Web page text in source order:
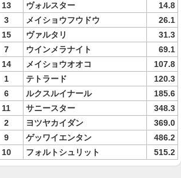
13 ヴォルスター
14.8
3 メイショウフウドウ
26.1
15 ヴァルタリ
31.3
7 ウインメラナイト
69.1
14 メイショウオオコ
107.8
1 テトラード
120.3
6 ルクスルイナール
185.6
11 サニースター
348.3
2 ヨツヤカイダン
369.0
9 ゲッワイエンタン
486.2
10 フォルトシュリット 515.2